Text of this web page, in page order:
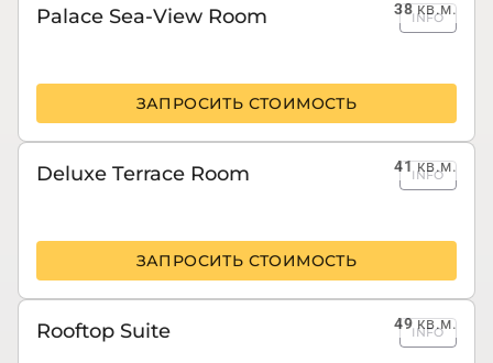
38кв.м.
Palace Sea-View Room INFO
ЗАПРОСИТЬ СТОИМОСТЬ
41кв.м.
Deluxe Terrace Room INFO
ЗАПРОСИТЬ СТОИМОСТЬ
49кв.м.
Rooftop Suite INFO